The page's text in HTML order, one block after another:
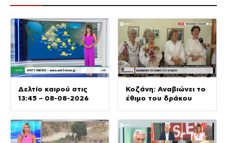
Δελτίο καιρού στις
13:45 – 08-08-2026
Κοζάνη: Αναβιώνει το
έθιμο του δράκου